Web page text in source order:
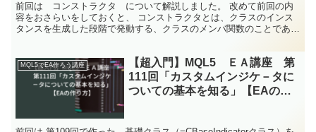
前回は コンストラクタ について解説しました。 改めて前回の内
容をおさらいをしておくと、 コンストラクタとは、クラスのインス
タンスを生成した段階で発動する、クラスのメンバ関数のことであ
MQL5でEA作ろう講座
【超入門】MQL5 ＥＡ講座 第
111回「カスタムインジケ－タに
ついての基本を知る」【EAの作